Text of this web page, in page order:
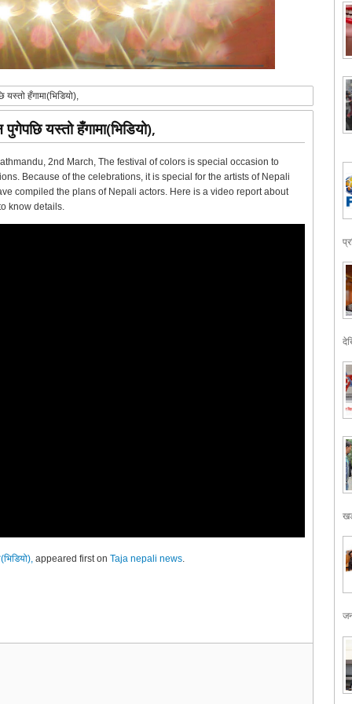
हँगामा(भिडियो),
यस्तो हँगामा(भिडियो),
2nd March, The festival of colors is special occasion to
Because of the celebrations, it is special for the artists of Nepali
compiled the plans of Nepali actors. Here is a video report about
know details.
appeared first onTaja nepali news.